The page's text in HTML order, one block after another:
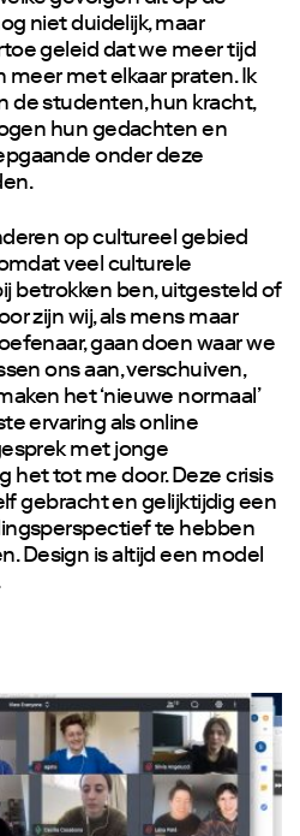
niet duidelijk, maar
geleid dat we meer tijd
met elkaar praten. Ik
de studenten, hun kracht,
hun gedachten en
onder deze
op cultureel gebied
veel culturele
betrokken ben, uitgesteld of
zijn wij, als mens maar
gaan doen waar we
ons aan, verschuiven,
het ‘nieuwe normaal’
ervaring als online
met jonge
het tot me door. Deze crisis
gebracht en gelijktijdig een
te hebben
Design is altijd een model